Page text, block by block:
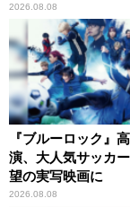
2026.08.08
『ブルーロック』
演、大人気サッカ
望の実写映画に
2026.08.08